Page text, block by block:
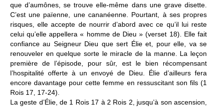
que d’aumônes, se trouve elle-même dans une grave disette.
C’est une païenne, une cananéenne. Pourtant, à ses propres
risques, elle accepte de nourrir d’abord avec ce qu’il lui reste
celui qu’elle appellera « homme de Dieu » (verset 18). Elle fait
confiance au Seigneur Dieu que sert Élie et, pour elle, va se
renouveler en quelque sorte le miracle de la manne. La leçon
première de l’épisode, pour sûr, est le bien récompensant
l’hospitalité offerte à un envoyé de Dieu. Élie d’ailleurs fera
encore davantage pour cette femme en ressuscitant son fils (1
Rois 17, 17-24).
La geste d’Élie, de 1 Rois 17 à 2 Rois 2, jusqu’à son ascension,